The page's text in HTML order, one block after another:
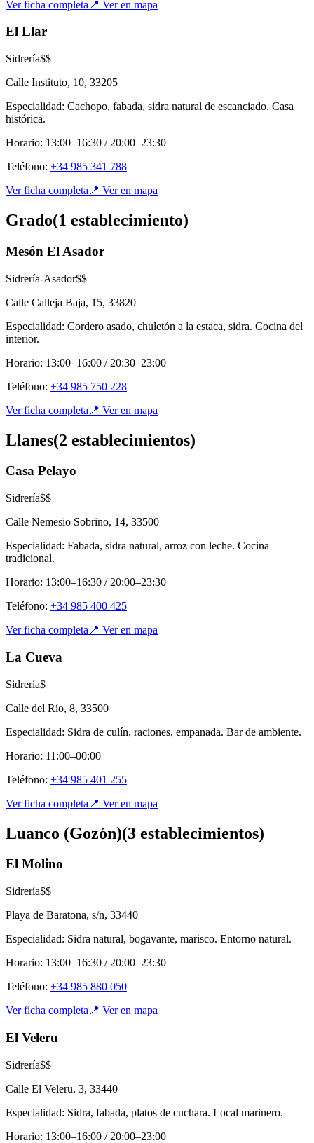
Ver ficha completa 📍 Ver en mapa
El Llar
Sidrería$$
Calle Instituto, 10, 33205
Especialidad: Cachopo, fabada, sidra natural de escanciado. Casa
histórica.
Horario: 13:00–16:30 / 20:00–23:30
Teléfono: +34 985 341 788
Ver ficha completa 📍 Ver en mapa
Grado(1 establecimiento)
Mesón El Asador
Sidrería-Asador$$
Calle Calleja Baja, 15, 33820
Especialidad: Cordero asado, chuletón a la estaca, sidra. Cocina del
interior.
Horario: 13:00–16:00 / 20:30–23:00
Teléfono: +34 985 750 228
Ver ficha completa 📍 Ver en mapa
Llanes(2 establecimientos)
Casa Pelayo
Sidrería$$
Calle Nemesio Sobrino, 14, 33500
Especialidad: Fabada, sidra natural, arroz con leche. Cocina
tradicional.
Horario: 13:00–16:30 / 20:00–23:30
Teléfono: +34 985 400 425
Ver ficha completa 📍 Ver en mapa
La Cueva
Sidrería$
Calle del Río, 8, 33500
Especialidad: Sidra de culín, raciones, empanada. Bar de ambiente.
Horario: 11:00–00:00
Teléfono: +34 985 401 255
Ver ficha completa 📍 Ver en mapa
Luanco (Gozón)(3 establecimientos)
El Molino
Sidrería$$
Playa de Baratona, s/n, 33440
Especialidad: Sidra natural, bogavante, marisco. Entorno natural.
Horario: 13:00–16:30 / 20:00–23:30
Teléfono: +34 985 880 050
Ver ficha completa 📍 Ver en mapa
El Veleru
Sidrería$$
Calle El Veleru, 3, 33440
Especialidad: Sidra, fabada, platos de cuchara. Local marinero.
Horario: 13:00–16:00 / 20:00–23:00